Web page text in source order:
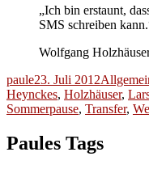
„Ich bin erstaunt,
SMS schreiben
Wolfgang
Autor
pauleVeröffentlicht
am
23. Juli 2012
Heynckes, Holzhäuser,
Sommerpause, Transfer,
Paules Tags